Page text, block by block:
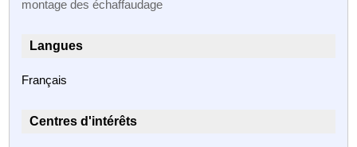
montage des échaffaudage
Langues
Français
Centres d'intérêts